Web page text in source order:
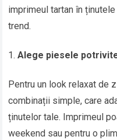
imprimeul tartan în
trend.
Alege piesele
Pentru un look relaxat de
combinații simple, care
ținutelor tale. Imprimeul
weekend sau pentru o